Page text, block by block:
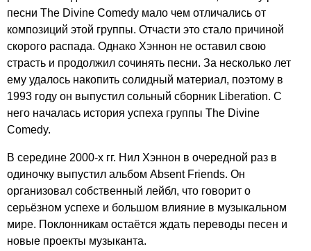
песни The Divine Comedy мало чем отличались от
композиций этой группы. Отчасти это стало причиной
скорого распада. Однако Хэннон не оставил свою
страсть и продолжил сочинять песни. За несколько лет
ему удалось накопить солидный материал, поэтому в
1993 году он выпустил сольный сборник Liberation. С
него началась история успеха группы The Divine
Comedy.
В середине 2000-х гг. Нил Хэннон в очередной раз в
одиночку выпустил альбом Absent Friends. Он
организовал собственный лейбл, что говорит о
серьёзном успехе и большом влияние в музыкальном
мире. Поклонникам остаётся ждать переводы песен и
новые проекты музыканта.